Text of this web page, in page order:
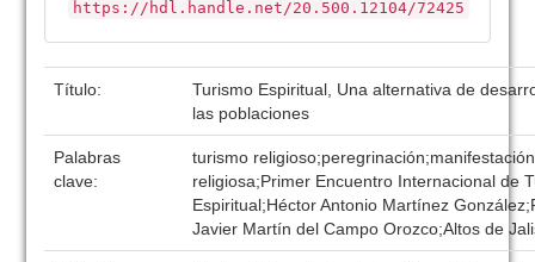
https://hdl.handle.net/20.500.12104/72425
Título:
Turismo Espiritual, Una alternativa de
las poblaciones
Palabras
clave:
turismo religioso;peregrinación;manifestación
religiosa;Primer Encuentro Internacional de
Espiritual;Héctor Antonio Martínez
Javier Martín del Campo Orozco;Altos de